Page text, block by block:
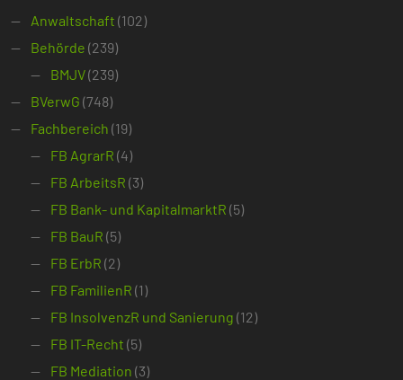
Anwaltschaft (102)
Behörde (239)
BMJV(239)
BVerwG (748)
Fachbereich (19)
FB AgrarR (4)
FB ArbeitsR (3)
FB Bank- und KapitalmarktR (5)
FB BauR (5)
FB ErbR (2)
FB FamilienR (1)
FB InsolvenzR und Sanierung (12)
FB IT-Recht (5)
FB Mediation (3)